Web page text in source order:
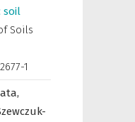
soil
Soils
1